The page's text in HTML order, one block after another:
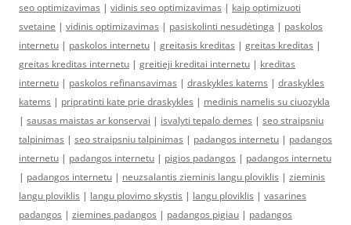
seo optimizavimas | vidinis seo optimizavimas | kaip optimizuoti
svetaine | vidinis optimizavimas | pasiskolinti nesudėtinga | paskolos
internetu | paskolos internetu | greitasis kreditas | greitas kreditas |
greitas kreditas internetu | greitieji kreditai internetu | kreditas
internetu | paskolos refinansavimas | draskykles katems | draskykles
katems | pripratinti kate prie draskykles | medinis namelis su ciuozykla
| sausas maistas ar konservai | isvalyti tepalo demes | seo straipsniu
talpinimas | seo straipsniu talpinimas | padangos internetu | padangos
internetu | padangos internetu | pigios padangos | padangos internetu
| padangos internetu | neuzsalantis zieminis langu ploviklis | zieminis
langu ploviklis | langu plovimo skystis | langu ploviklis | vasarines
padangos | ziemines padangos | padangos pigiau | padangos